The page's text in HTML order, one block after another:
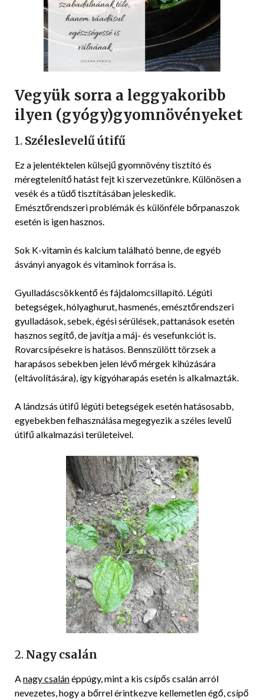
Vegyük sorra a leggyakoribb
ilyen (gyógy)gyomnövényeket
1. Széleslevelű útifű
Ez a jelentéktelen külsejű gyomnövény tisztító és
méregtelenítő hatást fejt ki szervezetünkre. Különösen a
vesék és a tüdő tisztításában jeleskedik.
Emésztőrendszeri problémák és különféle bőrpanaszok
esetén is igen hasznos.
Sok K-vitamin és kalcium található benne, de egyéb
ásványi anyagok és vitaminok forrása is.
Gyulladáscsökkentő és fájdalomcsillapító. Légúti
betegségek, hólyaghurut, hasmenés, emésztőrendszeri
gyulladások, sebek, égési sérülések, pattanások esetén
hasznos segítő, de javítja a máj- és vesefunkciót is.
Rovarcsípésekre is hatásos. Bennszülött törzsek a
harapásos sebekben jelen lévő mérgek kihúzására
(eltávolítására), így kígyóharapás esetén is alkalmazták.
A lándzsás útifű légúti betegségek esetén hatásosabb,
egyebekben felhasználása megegyezik a széles levelű
útifű alkalmazási területeivel.
2. Nagy csalán
A nagy csalánéppúgy, mint a kis csípős csalán arról
nevezetes, hogy a bőrrel érintkezve kellemetlen égő, csípő